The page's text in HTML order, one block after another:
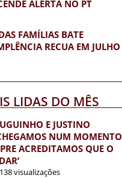
ALERTA NO PT
FAMÍLIAS BATE
RECUA EM JULHO
LIDAS DO MÊS
E JUSTINO
NUM MOMENTO
ACREDITAMOS QUE O
138 visualizações